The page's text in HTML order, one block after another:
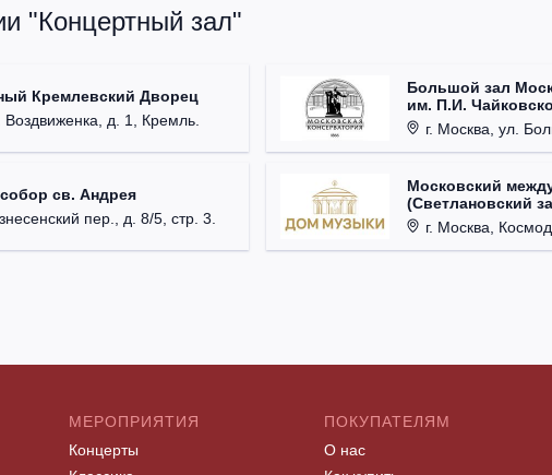
"Концертный зал"
Кремлевский Дворец
Воздвиженка, д. 1, Кремль.
св. Андрея
пер., д. 8/5, стр. 3.
Большой зал
им. П.И.
г. Москва, ул.
Московский
(Светлановский
г. Москва,
МЕРОПРИЯТИЯ
Концерты
ПОКУПАТЕЛЯМ
О нас